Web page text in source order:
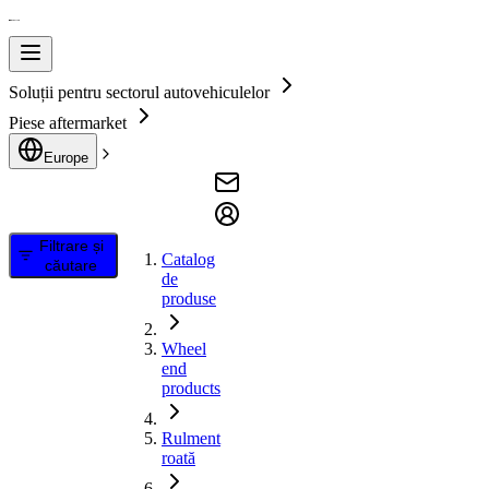
Soluții pentru sectorul autovehiculelor
Piese aftermarket
Europe
Filtrare și
căutare
Catalog
de
produse
Wheel
end
products
Rulment
roată